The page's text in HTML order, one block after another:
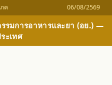
ค 06/08/2569
รมการอาหารและยา (อย.) —
ะเทศ